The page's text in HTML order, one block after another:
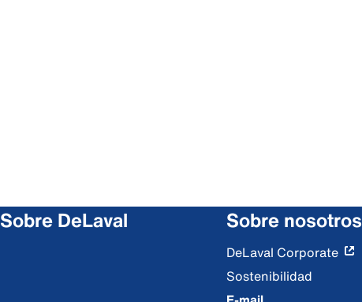
Sobre DeLaval Sobre nosotros
DeLaval Corporate
Sostenibilidad